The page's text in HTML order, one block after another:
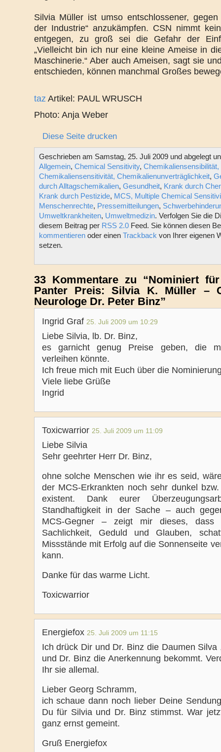
Silvia Müller ist umso entschlossener, gegen
der Industrie“ anzukämpfen. CSN nimmt
entgegen, zu groß sei die Gefahr der
„Vielleicht bin ich nur eine kleine Ameise in
Maschinerie.“ Aber auch Ameisen, sagt sie
entschieden, können manchmal Großes
taz Artikel: PAUL WRUSCH
Photo: Anja Weber
Diese Seite drucken
Geschrieben am Samstag, 25. Juli 2009 und abgelegt
Allgemein, Chemical Sensitivity,
Chemikaliensensitivität, Chemikalienunverträglichkeit,
durch Alltagschemikalien, Gesundheit, Krank durch
Krank durch Pestizide, MCS, Multiple Chemical
Menschenrechte, Pressemitteilungen,
Umweltkrankheiten, Umweltmedizin. Verfolgen Sie die
diesem Beitrag per RSS 2.0Feed. Sie können diesen
kommentierenoder einen Trackback von Ihrer eigenen
setzen.
33 Kommentare zu “Nominiert
Panter Preis: Silvia K. Müller –
Neurologe Dr. Peter Binz”
Ingrid Graf 25. Juli 2009 um 10:29
Liebe Silvia, lb. Dr. Binz,
es garnicht genug Preise geben, die
verleihen könnte.
Ich freue mich mit Euch über die
Viele liebe Grüße
Ingrid
Toxicwarrior 25. Juli 2009 um 11:09
Liebe Silvia
Sehr geehrter Herr Dr. Binz,
ohne solche Menschen wie ihr es seid,
der MCS-Erkrankten noch sehr dunkel
existent. Dank eurer
Standhaftigkeit in der Sache – auch
MCS-Gegner – zeigt mir dieses, dass
Sachlichkeit, Geduld und Glauben,
Missstände mit Erfolg auf die Sonnenseite
kann.
Danke für das warme Licht.
Toxicwarrior
Energiefox 25. Juli 2009 um 11:15
Ich drück Dir und Dr. Binz die Daumen Silva
und Dr. Binz die Anerkennung bekommt.
Ihr sie allemal.
Lieber Georg Schramm,
ich schaue dann noch lieber Deine
Du für Silvia und Dr. Binz stimmst. War
ganz ernst gemeint.
Gruß Energiefox